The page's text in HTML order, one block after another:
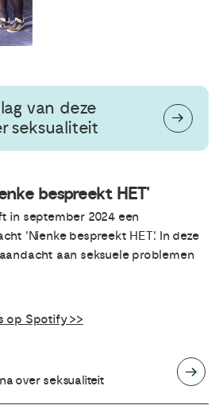
van deze
seksualiteit
bespreekt HET'
in september 2024 een
'Nienke bespreekt HET'. In deze
aan seksuele problemen
op Spotify >>
over seksualiteit